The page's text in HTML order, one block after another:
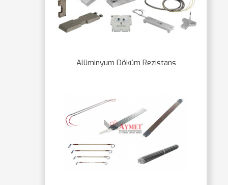
Alüminyum Döküm Rezistans